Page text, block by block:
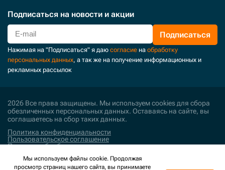
Подписаться на новости и акции
Подписаться
Нажимая на "Подписаться" я даю согласие на обработку
персональных данных, а так же на получение информационных и
рекламных рассылок
2026 Все права защищены. Мы используем cookies для сбора
обезличенных персональных данных. Оставаясь на сайте, вы
соглашаетесь на сбор таких данных.
Политика конфиденциальности
Пользовательское соглашение
Политика обработки персональных данных
Поддержка и развитие
Мы используем файлы cookie. Продолжая
просмотр страниц нашего сайта, вы принимаете